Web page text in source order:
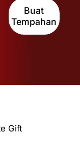
Buat
Tempahan
Gift